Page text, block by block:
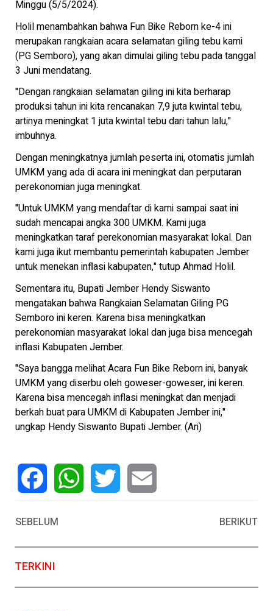
Minggu (5/5/2024).
Holil menambahkan bahwa Fun Bike Reborn ke-4 ini
merupakan rangkaian acara selamatan giling tebu kami
(PG Semboro), yang akan dimulai giling tebu pada tanggal
3 Juni mendatang.
"Dengan rangkaian selamatan giling ini kita berharap
produksi tahun ini kita rencanakan 7,9 juta kwintal tebu,
artinya meningkat 1 juta kwintal tebu dari tahun lalu,"
imbuhnya.
Dengan meningkatnya jumlah peserta ini, otomatis jumlah
UMKM yang ada di acara ini meningkat dan perputaran
perekonomian juga meningkat.
"Untuk UMKM yang mendaftar di kami sampai saat ini
sudah mencapai angka 300 UMKM. Kami juga
meningkatkan taraf perekonomian masyarakat lokal. Dan
kami juga ikut membantu pemerintah kabupaten Jember
untuk menekan inflasi kabupaten," tutup Ahmad Holil.
Sementara itu, Bupati Jember Hendy Siswanto
mengatakan bahwa Rangkaian Selamatan Giling PG
Semboro ini keren. Karena bisa meningkatkan
perekonomian masyarakat lokal dan juga bisa mencegah
inflasi Kabupaten Jember.
"Saya bangga melihat Acara Fun Bike Reborn ini, banyak
UMKM yang diserbu oleh goweser-goweser, ini keren.
Karena bisa mencegah inflasi meningkat dan menjadi
berkah buat para UMKM di Kabupaten Jember ini,"
ungkap Hendy Siswanto Bupati Jember. (Ari)
SEBELUM
BERIKUT
TERKINI